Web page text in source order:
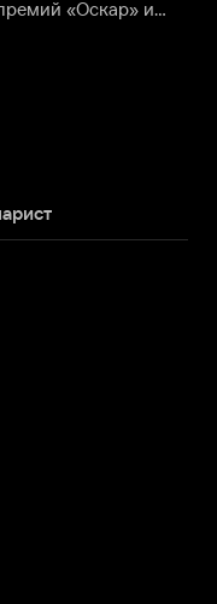
«Оскар» и
драме «Пианист».